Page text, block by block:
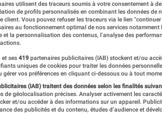
utilisent des traceurs soumis à votre consentement à
de profils personnalisés en combinant les données de
client. Vous pouvez refuser les traceurs via le lien
au fonctionnement optimal de nos services notamment
et la personnalisation des contenus, l’analyse des
ses 419 partenaires publicitaires (IAB) stockent et/ou
uniques de cookies pour traiter les données
gérer vos préférences en cliquant ci-dessous ou à tout
(IAB) traitent des données selon les finalités
de géolocalisation précises. Analyser activement les
et/ou accéder à des informations sur un appareil.
des publicités et du contenu, études d’audience et